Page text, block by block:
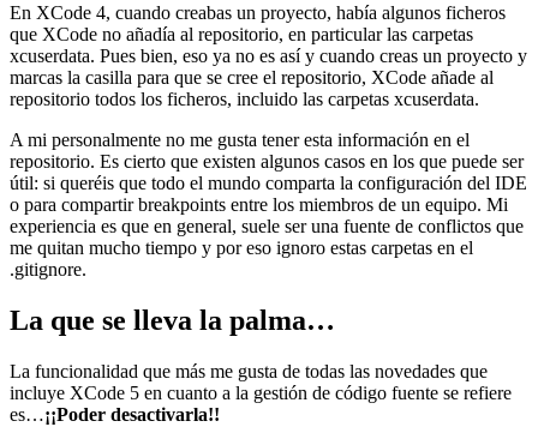
En XCode 4, cuando creabas un proyecto, había algunos ficheros
que XCode no añadía al repositorio, en particular las carpetas
xcuserdata. Pues bien, eso ya no es así y cuando creas un proyecto y
marcas la casilla para que se cree el repositorio, XCode añade al
repositorio todos los ficheros, incluido las carpetas xcuserdata.
A mi personalmente no me gusta tener esta información en el
repositorio. Es cierto que existen algunos casos en los que puede ser
útil: si queréis que todo el mundo comparta la configuración del IDE
o para compartir breakpoints entre los miembros de un equipo. Mi
experiencia es que en general, suele ser una fuente de conflictos que
me quitan mucho tiempo y por eso ignoro estas carpetas en el
.gitignore.
La que se lleva la palma…
La funcionalidad que más me gusta de todas las novedades que
incluye XCode 5 en cuanto a la gestión de código fuente se refiere
es…¡¡Poder desactivarla!!